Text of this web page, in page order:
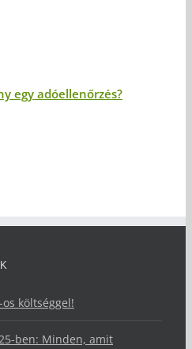
egy adóellenőrzés?
költséggel!
ben: Minden, amit